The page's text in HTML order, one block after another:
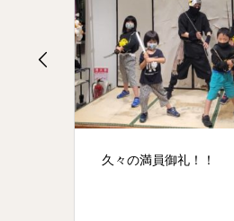
「ありがとう」の手裏剣